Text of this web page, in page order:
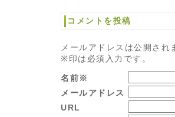
コメントを投稿
メールアドレスは公開され
※印は必須入力です。
名前※
メールアドレス
URL